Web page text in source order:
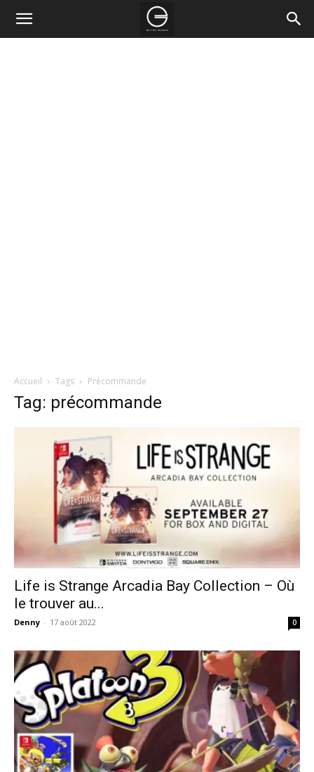
Accueil Tags Précommande
Tag: précommande
Life is Strange Arcadia Bay Collection – Où
le trouver au...
Denny - 17 août 2022 0